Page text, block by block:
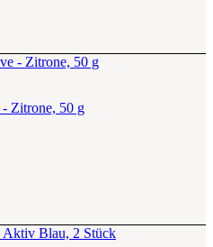
Zitrone, 50 g